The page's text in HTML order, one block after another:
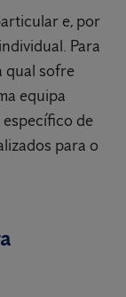
e, por
Para
qual sofre
equipa
de
para o